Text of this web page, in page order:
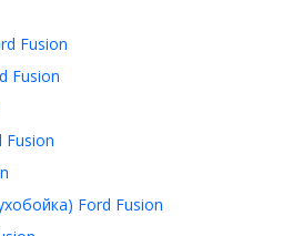
Fusion
Fusion
Fusion
Ford Fusion